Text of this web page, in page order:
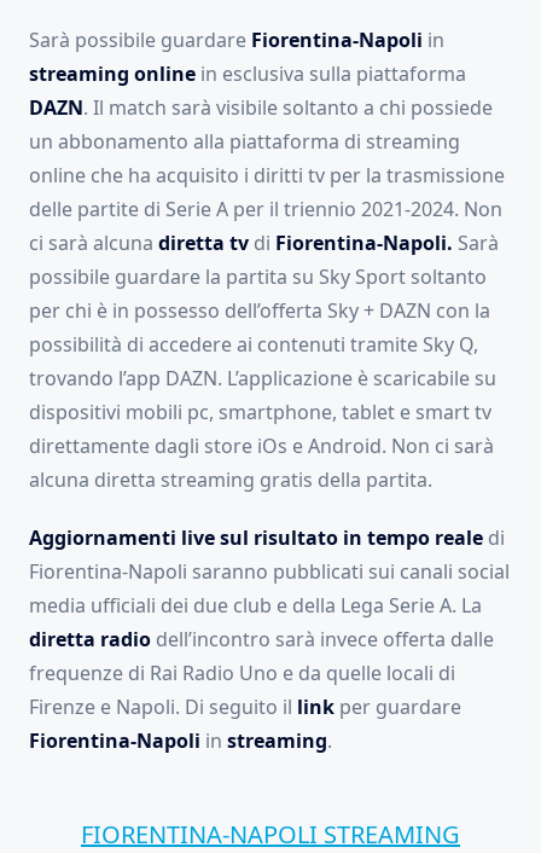
Sarà possibile guardare Fiorentina-Napoli in
streaming online in esclusiva sulla piattaforma
DAZN. Il match sarà visibile soltanto a chi possiede
un abbonamento alla piattaforma di streaming
online che ha acquisito i diritti tv per la trasmissione
delle partite di Serie A per il triennio 2021-2024. Non
ci sarà alcuna diretta tv di Fiorentina-Napoli. Sarà
possibile guardare la partita su Sky Sport soltanto
per chi è in possesso dell’offerta Sky + DAZN con la
possibilità di accedere ai contenuti tramite Sky Q,
trovando l’app DAZN. L’applicazione è scaricabile su
dispositivi mobili pc, smartphone, tablet e smart tv
direttamente dagli store iOs e Android. Non ci sarà
alcuna diretta streaming gratis della partita.
Aggiornamenti live sul risultato in tempo reale di
Fiorentina-Napoli saranno pubblicati sui canali social
media ufficiali dei due club e della Lega Serie A. La
diretta radio dell’incontro sarà invece offerta dalle
frequenze di Rai Radio Uno e da quelle locali di
Firenze e Napoli. Di seguito il link per guardare
Fiorentina-Napoli in streaming.
FIORENTINA-NAPOLI STREAMING